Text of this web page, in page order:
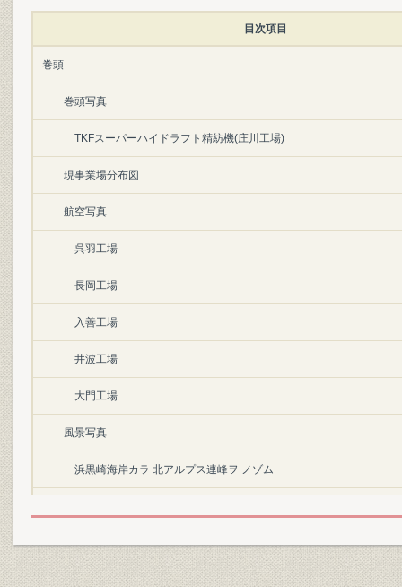
目次項目
巻頭
巻頭写真
TKFスーパーハイドラフト精紡機(庄川工場)
現事業場分布図
航空写真
呉羽工場
長岡工場
入善工場
井波工場
大門工場
風景写真
浜黒崎海岸カラ 北アルプス連峰ヲ ノゾム
大町工場
豊科工場